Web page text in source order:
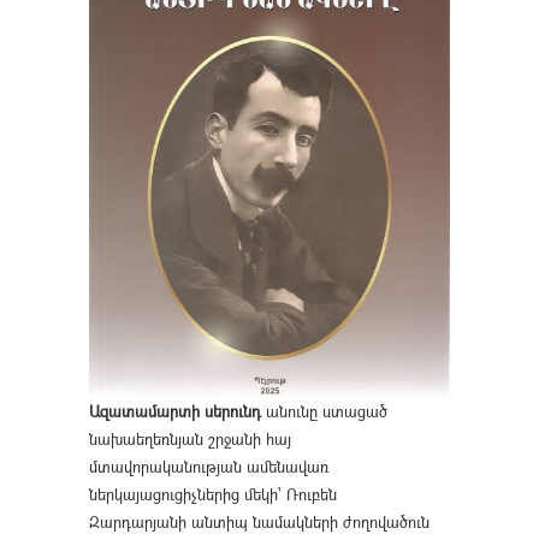
Ազատամարտի սերունդանունը ստացած
նախաեղեռնյան շրջանի հայ
մտավորականության ամենավառ
ներկայացուցիչներից մեկի՝ Ռուբեն
Զարդարյանի անտիպ նամակների ժողովածուն